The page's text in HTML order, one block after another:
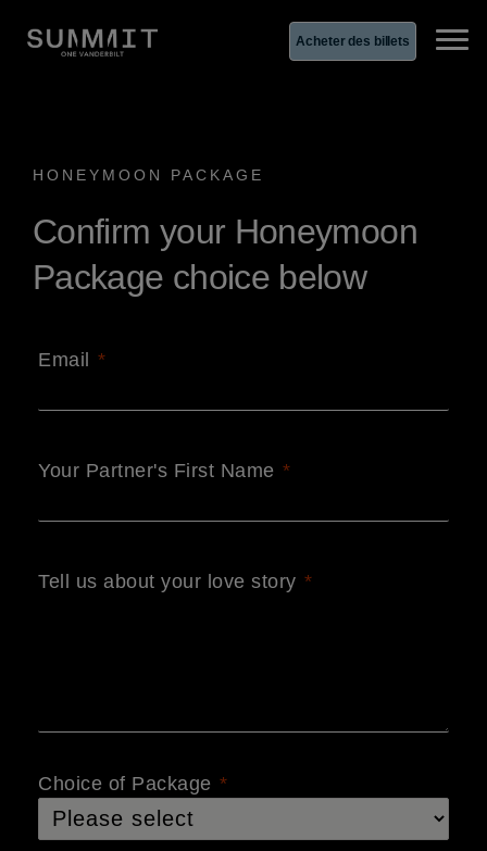
Acheter des billets
HONEYMOON PACKAGE
Confirm your Honeymoon
Package choice below
Email
Your Partner's First Name
Tell us about your love story
Choice of Package